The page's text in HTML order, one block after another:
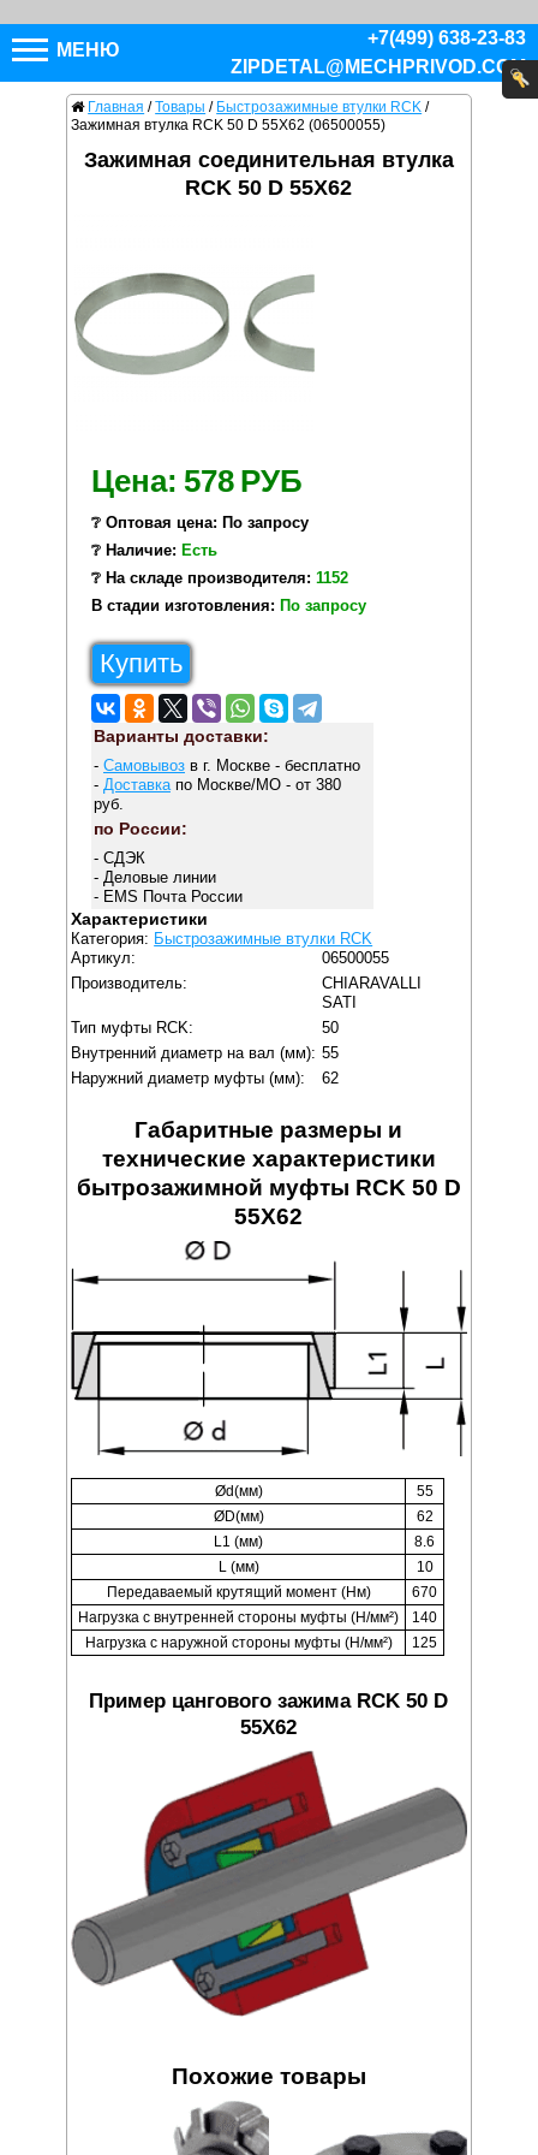
МЕНЮ
+7(499) 638-23-83
ZIPDETAL@MECHPRIVOD.COM
Главная / Товары / Быстрозажимные втулки RCK /
Зажимная втулка RCK 50 D 55X62 (06500055)
Зажимная соединительная втулка
RCK 50 D 55X62
Цена: 578 РУБ
❔ Оптовая цена: По запросу
❔ Наличие: Есть
❔ На складе производителя: 1152
В стадии изготовления: По запросу
Купить
Варианты доставки:
- Самовывозв г. Москве - бесплатно
- Доставкапо Москве/МО - от 380
руб.
по России:
- СДЭК
- Деловые линии
- EMS Почта России
Характеристики
Категория: Быстрозажимные втулки RCK
Артикул:
06500055
Производитель:
CHIARAVALLI
SATI
Тип муфты RCK:
50
Внутренний диаметр на вал (мм): 55
Наружний диаметр муфты (мм):
62
Габаритные размеры и
технические характеристики
бытрозажимной муфты RCK 50 D
55X62
Ød(мм)
55
ØD(мм)
62
L1 (мм)
8.6
L (мм)
10
Передаваемый крутящий момент (Нм)
670
Нагрузка с внутренней стороны муфты (Н/мм²)
140
Нагрузка с наружной стороны муфты (Н/мм²)
125
Пример цангового зажима RCK 50 D
55X62
Похожие товары